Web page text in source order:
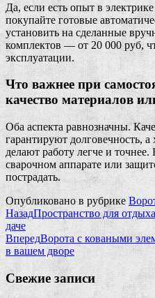
Да, если есть опыт в
покупайте готовые
установить на сделанные
комплектов — от 20 000 руб,
эксплуатации.
Что важнее при
качество материалов
Оба аспекта равнозначны.
гарантируют долговечность,
делают работу легче и
сварочном аппарате или
пострадать.
Опубликовано в рубрике
НазадПространство для
даче
ВпередВорота с коваными
в вашем дворе
Свежие записи